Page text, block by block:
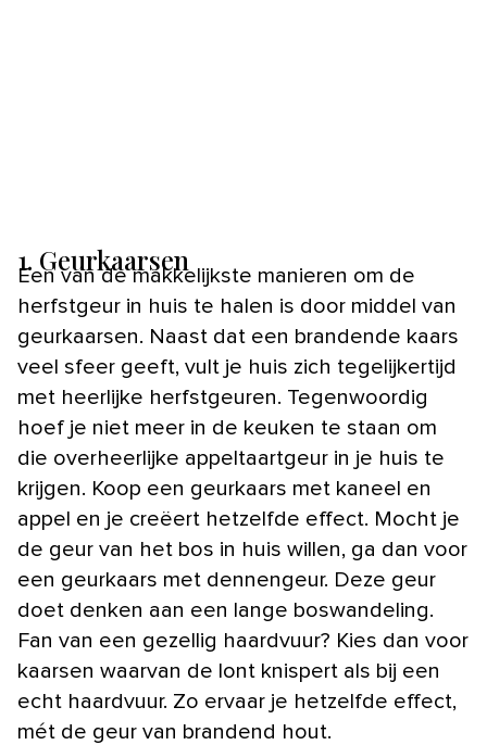
1. Geurkaarsen
Een van de makkelijkste manieren om de
herfstgeur in huis te halen is door middel van
geurkaarsen. Naast dat een brandende kaars
veel sfeer geeft, vult je huis zich tegelijkertijd
met heerlijke herfstgeuren. Tegenwoordig
hoef je niet meer in de keuken te staan om
die overheerlijke appeltaartgeur in je huis te
krijgen. Koop een geurkaars met kaneel en
appel en je creëert hetzelfde effect. Mocht je
de geur van het bos in huis willen, ga dan voor
een geurkaars met dennengeur. Deze geur
doet denken aan een lange boswandeling.
Fan van een gezellig haardvuur? Kies dan voor
kaarsen waarvan de lont knispert als bij een
echt haardvuur. Zo ervaar je hetzelfde effect,
mét de geur van brandend hout.